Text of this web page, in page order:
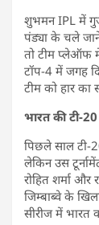
शुभमन IPL में
पंड्या के चले
तो टीम प्लेऑफ
टॉप-4 में जगह
टीम को हार का
भारत की टी-
पिछले साल टी-
लेकिन उस
रोहित शर्मा और
जिम्बाब्वे के
सीरीज में भारत